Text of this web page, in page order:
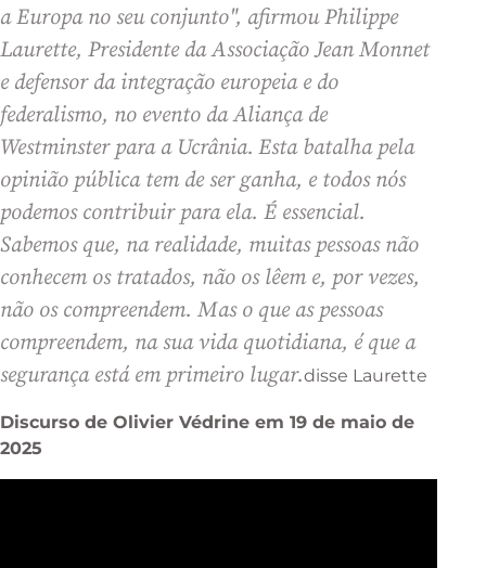
a Europa no seu conjunto", afirmou Philippe
Laurette, Presidente da Associação Jean Monnet
e defensor da integração europeia e do
federalismo, no evento da Aliança de
Westminster para a Ucrânia. Esta batalha pela
opinião pública tem de ser ganha, e todos nós
podemos contribuir para ela. É essencial.
Sabemos que, na realidade, muitas pessoas não
conhecem os tratados, não os lêem e, por vezes,
não os compreendem. Mas o que as pessoas
compreendem, na sua vida quotidiana, é que a
segurança está em primeiro lugar.disse Laurette
Discurso de Olivier Védrine em 19 de maio de
2025